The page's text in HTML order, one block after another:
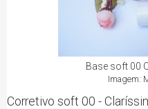
Base soft 00
Imagem:
Corretivo soft 00 -